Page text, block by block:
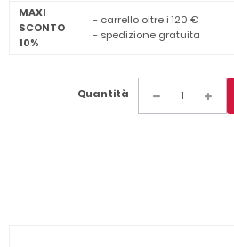
MAXI
SCONTO
10%
- carrello oltre i 120 €
- spedizione gratuita
Quantità